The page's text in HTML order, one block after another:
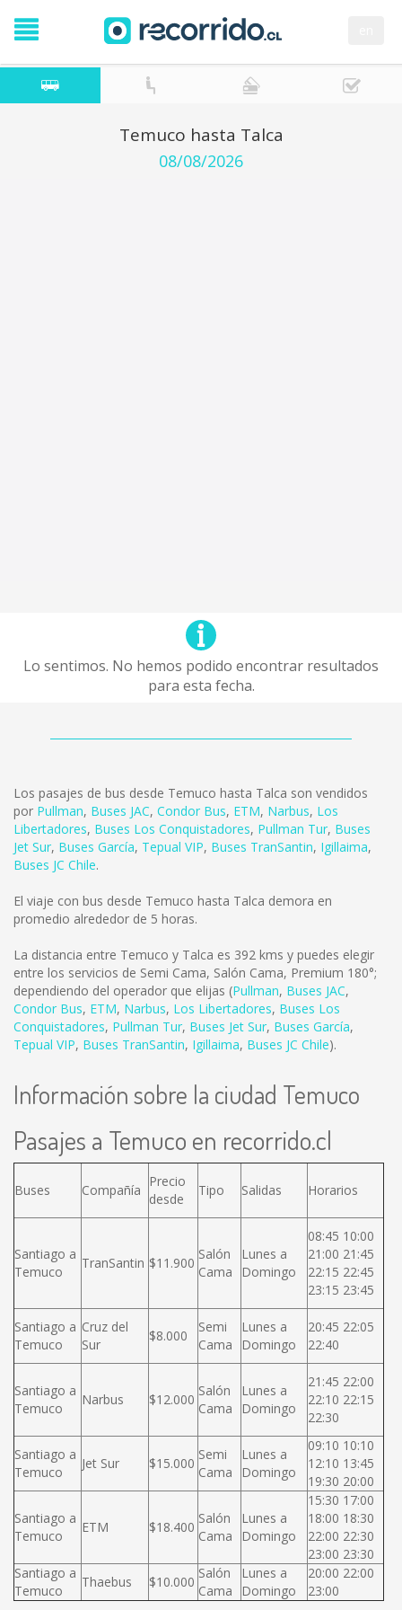
Temuco hasta Talca
08/08/2026
Lo sentimos. No hemos podido encontrar resultados
para esta fecha.
Los pasajes de bus desde Temuco hasta Talca son vendidos
por Pullman, Buses JAC, Condor Bus, ETM, Narbus, Los
Libertadores, Buses Los Conquistadores, Pullman Tur, Buses
Jet Sur, Buses García, Tepual VIP, Buses TranSantin, Igillaima,
Buses JC Chile.
El viaje con bus desde Temuco hasta Talca demora en
promedio alrededor de 5 horas.
La distancia entre Temuco y Talca es 392 kms y puedes elegir
entre los servicios de Semi Cama, Salón Cama, Premium 180°;
dependiendo del operador que elijas (Pullman, Buses JAC,
Condor Bus, ETM, Narbus, Los Libertadores, Buses Los
Conquistadores, Pullman Tur, Buses Jet Sur, Buses García,
Tepual VIP, Buses TranSantin, Igillaima, Buses JC Chile).
Información sobre la ciudad Temuco
Pasajes a Temuco en recorrido.cl
Buses Compañía
Precio
desde
Tipo Salidas Horarios
Santiago a
Temuco
TranSantin $11.900
Salón
Cama
Lunes a
Domingo
08:45 10:00
21:00 21:45
22:15 22:45
23:15 23:45
Santiago a
Temuco
Cruz del
Sur
$8.000
Semi
Cama
Lunes a
Domingo
20:45 22:05
22:40
Santiago a
Temuco
Narbus $12.000
Salón
Cama
Lunes a
Domingo
21:45 22:00
22:10 22:15
22:30
Santiago a
Temuco
Jet Sur $15.000
Semi
Cama
Lunes a
Domingo
09:10 10:10
12:10 13:45
19:30 20:00
Santiago a
Temuco
ETM $18.400
Salón
Cama
Lunes a
Domingo
15:30 17:00
18:00 18:30
22:00 22:30
23:00 23:30
Santiago a
Temuco
Thaebus $10.000
Salón
Cama
Lunes a
Domingo
20:00 22:00
23:00